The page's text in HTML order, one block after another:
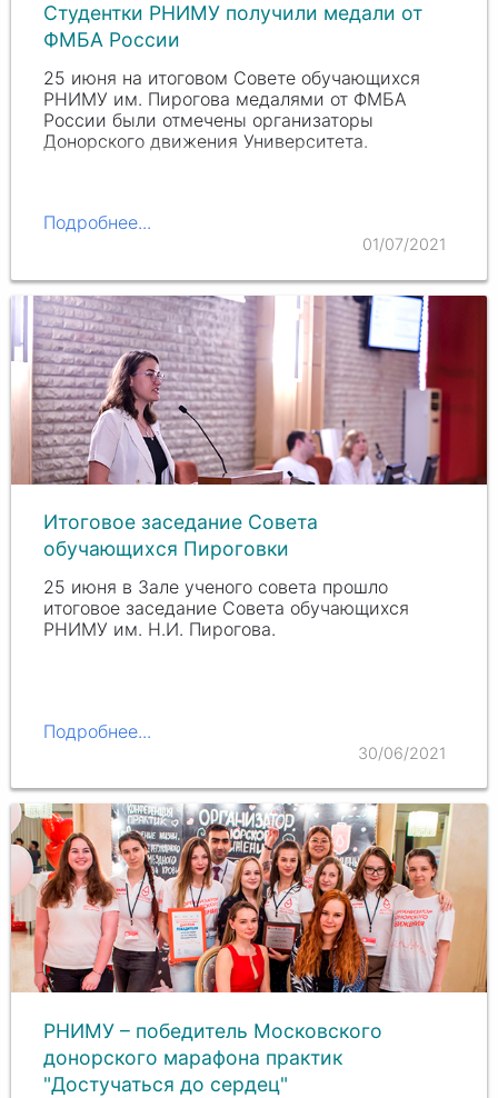
Студентки РНИМУ получили медали от
ФМБА России
25 июня на итоговом Совете обучающихся
РНИМУ им. Пирогова медалями от ФМБА
России были отмечены организаторы
Донорского движения Университета.
Подробнее...
01/07/2021
Итоговое заседание Совета
обучающихся Пироговки
25 июня в Зале ученого совета прошло
итоговое заседание Совета обучающихся
РНИМУ им. Н.И. Пирогова.
Подробнее...
30/06/2021
РНИМУ – победитель Московского
донорского марафона практик
"Достучаться до сердец"